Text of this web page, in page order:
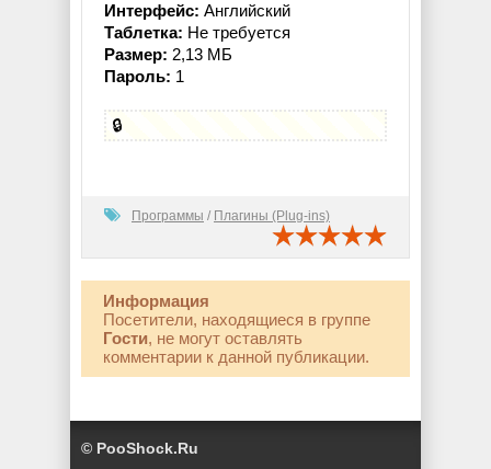
Интерфейс: Английский
Таблетка: Не требуется
Размер: 2,13 МБ
Пароль: 1
🔒
Программы / Плагины (Plug-ins)
Информация
Посетители, находящиеся в группе
Гости, не могут оставлять
комментарии к данной публикации.
© PooShock.Ru